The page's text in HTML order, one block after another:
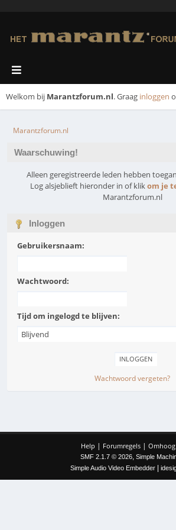
Welkom bij Marantzforum.nl. Graag inloggen
Marantzforum.nl
Waarschuwing!
Alleen geregistreerde leden hebben
Log alsjeblieft hieronder in of klikom je
Marantzforum.nl
Inloggen
Gebruikersnaam:
Wachtwoord:
Tijd om ingelogd te blijven:
Wachtwoord vergeten?
Help | Forumregels |
SMF 2.1.7 © 2026, Simple
Simple Audio Video Embedder